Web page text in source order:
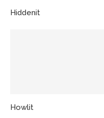
Hiddenit
Howlit